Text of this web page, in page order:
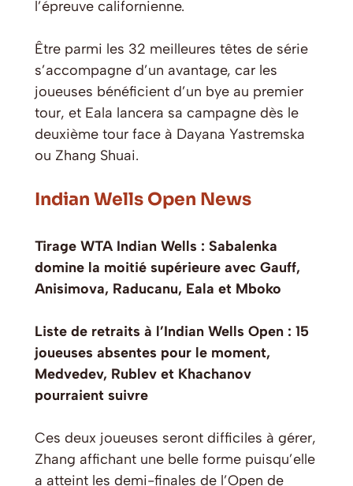
l’épreuve californienne.
Être parmi les 32 meilleures têtes de série
s’accompagne d’un avantage, car les
joueuses bénéficient d’un bye au premier
tour, et Eala lancera sa campagne dès le
deuxième tour face à Dayana Yastremska
ou Zhang Shuai.
Indian Wells Open News
Tirage WTA Indian Wells : Sabalenka
domine la moitié supérieure avec Gauff,
Anisimova, Raducanu, Eala et Mboko
Liste de retraits à l’Indian Wells Open : 15
joueuses absentes pour le moment,
Medvedev, Rublev et Khachanov
pourraient suivre
Ces deux joueuses seront difficiles à gérer,
Zhang affichant une belle forme puisqu’elle
a atteint les demi-finales de l’Open de